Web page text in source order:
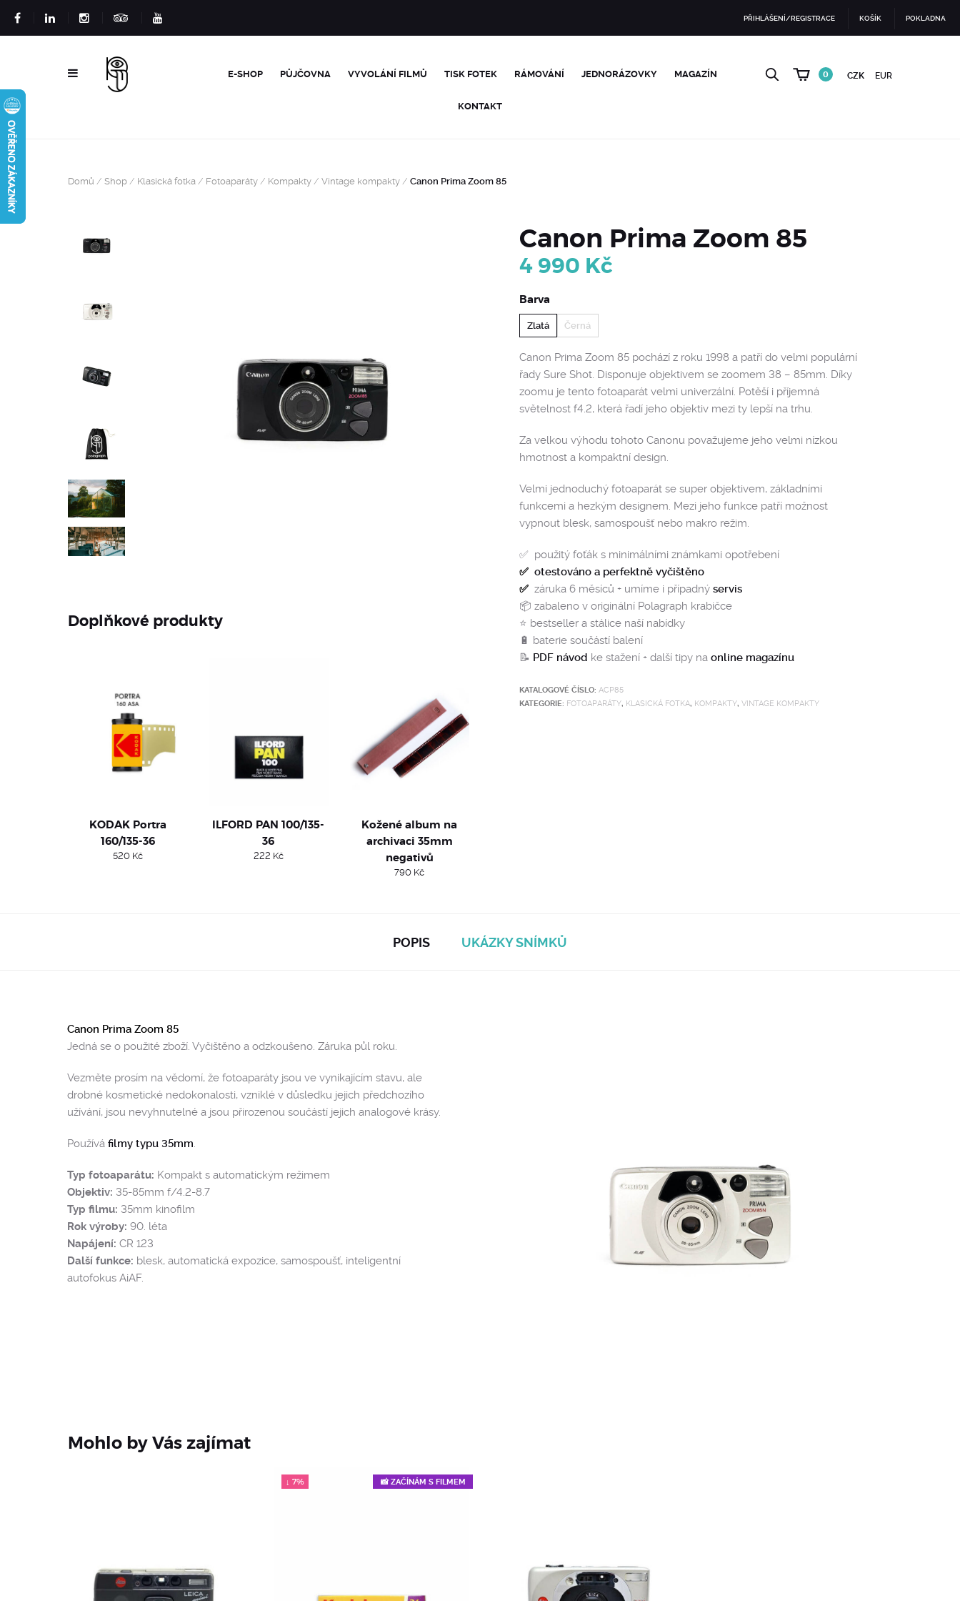
PŘIHLÁŠENÍ/REGISTRACE KOŠÍK POKLADNA
E-SHOP PŮJČOVNA VYVOLÁNÍ FILMŮ TISK FOTEK RÁMOVÁNÍ JEDNORÁZOVKY MAGAZÍN
KONTAKT
0 CZK EUR
Domů / Shop / Klasická fotka / Fotoaparáty / Kompakty / Vintage kompakty / Canon Prima Zoom 85
Doplňkové produkty
KODAK Portra
160/135-36
520 Kč
ILFORD PAN 100/135-
36
222 Kč
Kožené album na
archivaci 35mm
negativů
790 Kč
Canon Prima Zoom 85
4 990 Kč
Barva
Zlatá Černá
Canon Prima Zoom 85 pochází z roku 1998 a patří do velmi populární
řady Sure Shot. Disponuje objektivem se zoomem 38 – 85mm. Díky
zoomu je tento fotoaparát velmi univerzální. Potěší i příjemná
světelnost f4.2, která řadí jeho objektiv mezi ty lepší na trhu.
Za velkou výhodu tohoto Canonu považujeme jeho velmi nízkou
hmotnost a kompaktní design.
Velmi jednoduchý fotoaparát se super objektivem, základními
funkcemi a hezkým designem. Mezi jeho funkce patří možnost
vypnout blesk, samospoušť nebo makro režim.
✅ použitý foťák s minimálními známkami opotřebení
✅ otestováno a perfektně vyčištěno
✅ záruka 6 měsíců + umíme i případný servis
📦 zabaleno v originální Polagraph krabičce
⭐️ bestseller a stálice naší nabídky
🔋 baterie součástí balení
📝 PDF návod ke stažení + další tipy na online magazínu
KATALOGOVÉ ČÍSLO: ACP85
KATEGORIE: FOTOAPARÁTY, KLASICKÁ FOTKA, KOMPAKTY, VINTAGE KOMPAKTY
POPIS UKÁZKY SNÍMKŮ
Canon Prima Zoom 85
Jedná se o použité zboží. Vyčištěno a odzkoušeno. Záruka půl roku.
Vezměte prosím na vědomí, že fotoaparáty jsou ve vynikajícím stavu, ale
drobné kosmetické nedokonalosti, vzniklé v důsledku jejich předchozího
užívání, jsou nevyhnutelné a jsou přirozenou součástí jejich analogové krásy.
Používáfilmy typu 35mm.
Typ fotoaparátu: Kompakt s automatickým režimem
Objektiv: 35-85mm f/4.2-8.7
Typ filmu: 35mm kinofilm
Rok výroby:90. léta
Napájení:CR 123
Další funkce: blesk, automatická expozice, samospoušť, inteligentní
autofokus AiAF.
Mohlo by Vás zajímat
📸 ZAČÍNÁM S FILMEM
↓ 7%